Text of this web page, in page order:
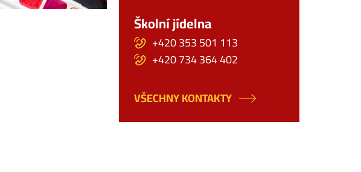
Školní jídelna
+420 353 501 113
+420 734 364 402
VŠECHNY KONTAKTY